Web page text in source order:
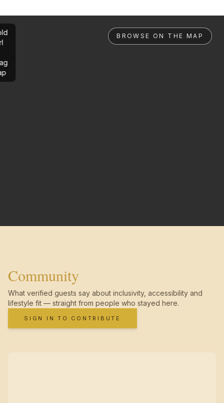
BROWSE ON THE MAP
Community
What verified guests say about inclusivity, accessibility and
lifestyle fit — straight from people who stayed here.
SIGN IN TO CONTRIBUTE